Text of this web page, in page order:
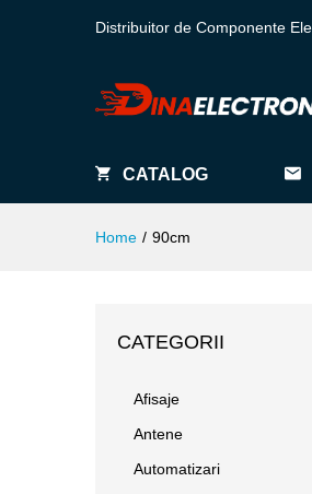
Distribuitor de Componente
CATALOG
Home / 90cm
CATEGORII
Afisaje
Antene
Automatizari